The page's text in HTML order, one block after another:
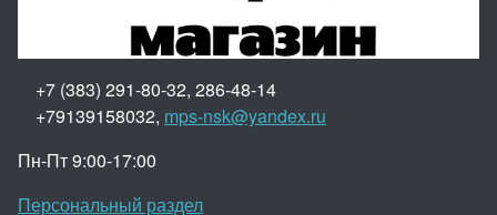
+7 (383) 291-80-32, 286-48-14
+79139158032, mps-nsk@yandex.ru
Пн-Пт 9:00-17:00
Персональный раздел